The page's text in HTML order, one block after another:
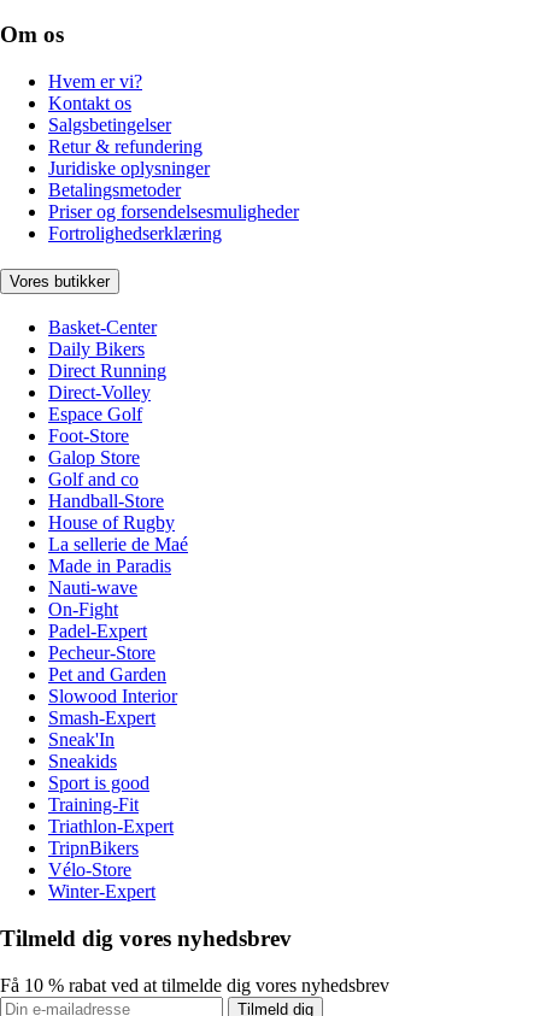
Om os
Hvem er vi?
Kontakt os
Salgsbetingelser
Retur & refundering
Juridiske oplysninger
Betalingsmetoder
Priser og forsendelsesmuligheder
Fortrolighedserklæring
Vores butikker
Basket-Center
Daily Bikers
Direct Running
Direct-Volley
Espace Golf
Foot-Store
Galop Store
Golf and co
Handball-Store
House of Rugby
La sellerie de Maé
Made in Paradis
Nauti-wave
On-Fight
Padel-Expert
Pecheur-Store
Pet and Garden
Slowood Interior
Smash-Expert
Sneak'In
Sneakids
Sport is good
Training-Fit
Triathlon-Expert
TripnBikers
Vélo-Store
Winter-Expert
Tilmeld dig vores nyhedsbrev
Få 10 % rabat ved at tilmelde dig vores nyhedsbrev
Tilmeld dig